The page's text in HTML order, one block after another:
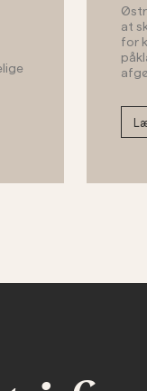
at
for